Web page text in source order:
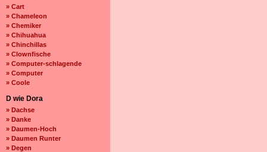
» Cart
» Chameleon
» Chemiker
» Chihuahua
» Chinchillas
» Clownfische
» Computer-schlagende
» Computer
» Coole
D wie Dora
» Dachse
» Danke
» Daumen-Hoch
» Daumen Runter
» Degen